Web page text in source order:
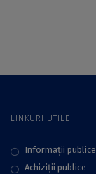
LINKURI UTILE
Informații publice
Achiziții publice